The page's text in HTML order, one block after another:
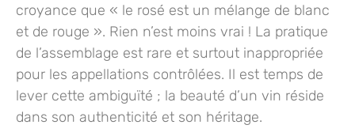
croyance que « le rosé est un mélange de blanc
et de rouge ». Rien n’est moins vrai ! La pratique
de l’assemblage est rare et surtout inappropriée
pour les appellations contrôlées. Il est temps de
lever cette ambiguïté ; la beauté d’un vin réside
dans son authenticité et son héritage.